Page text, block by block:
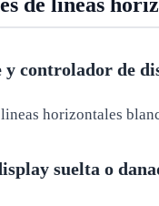
y controlador de
horizontales
suelta o